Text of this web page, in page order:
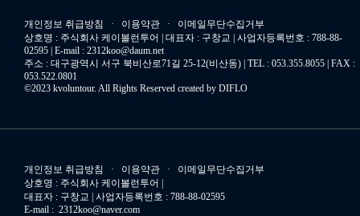
개인정보 취급방침 · 이용약관 · 이메일무단수집거부
상호명 : 주식회사 케이볼런투어 | 대표자 : 구창교 | 사업자등록번호 : 788-88-
02595 | E-mail : 2312koo@daum.net
주소 : 대구광역시 서구 북비산로71길 25-12(비산동) | TEL : 053.355.8055 | FAX :
053.522.0801
©2023 kvoluntour. All Rights Reserved created by DIFLO
개인정보 취급방침 · 이용약관 · 이메일무단수집거부
상호명 : 주식회사 케이볼런투어 |
대표자 : 구창교 | 사업자등록번호 : 788-88-02595
E-mail : 2312koo@naver.com